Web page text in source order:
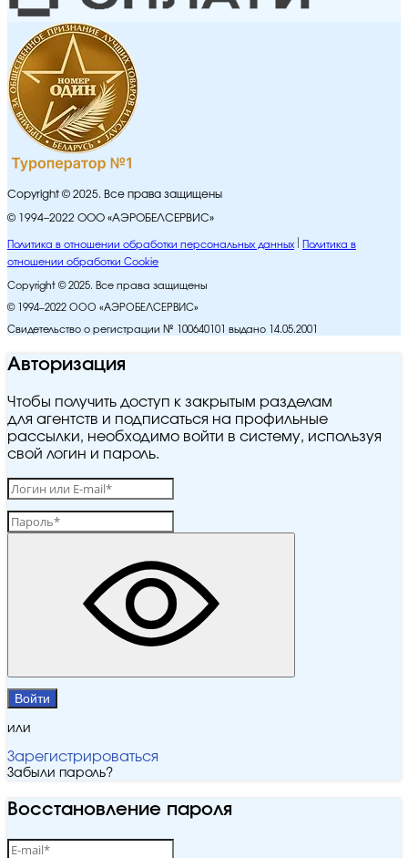
Copyright © 2025. Все права защищены
© 1994–2022 ООО «АЭРОБЕЛСЕРВИС»
Политика в отношении обработки персональных данных
Политика в
отношении обработки Cookie
Copyright © 2025. Все права защищены
© 1994–2022 ООО «АЭРОБЕЛСЕРВИС»
Свидетельство о регистрации № 100640101 выдано 14.05.2001
Авторизация
Чтобы получить доступ к закрытым разделам
для агентств и подписаться на профильные
рассылки, необходимо войти в систему, используя
свой логин и пароль.
Войти
или
Зарегистрироваться
Забыли пароль?
Восстановление пароля